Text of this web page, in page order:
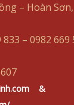
– Hoàn
– 0982 669
&